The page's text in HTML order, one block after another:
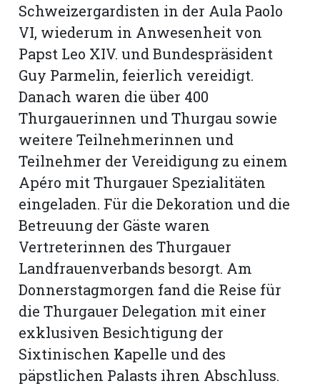
Schweizergardisten in der Aula Paolo
VI, wiederum in Anwesenheit von
Papst Leo XIV. und Bundespräsident
Guy Parmelin, feierlich vereidigt.
Danach waren die über 400
Thurgauerinnen und Thurgau sowie
weitere Teilnehmerinnen und
Teilnehmer der Vereidigung zu einem
Apéro mit Thurgauer Spezialitäten
eingeladen. Für die Dekoration und die
Betreuung der Gäste waren
Vertreterinnen des Thurgauer
Landfrauenverbands besorgt. Am
Donnerstagmorgen fand die Reise für
die Thurgauer Delegation mit einer
exklusiven Besichtigung der
Sixtinischen Kapelle und des
päpstlichen Palasts ihren Abschluss.